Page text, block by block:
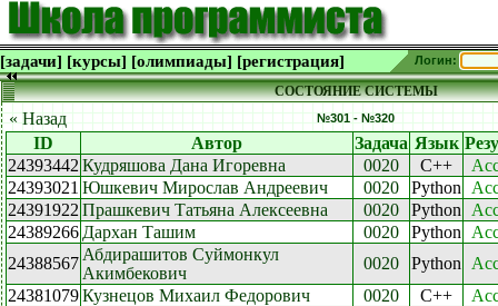
[задачи] [курсы] [олимпиады] [регистрация] Логин:
СОСТОЯНИЕ СИСТЕМЫ
« Назад №301 - №320
ID Автор Задача Язык
24393442 Кудряшова Дана Игоревна 0020 C++
24393021 Юшкевич Мирослав Андреевич 0020 Python
24391922 Прашкевич Татьяна Алексеевна 0020 Python
24389266 Дархан Ташим 0020 Python
24388567 Абдирашитов Суймонкул
Акимбекович
0020 Python
24381079Кузнецов Михаил Федорович 0020 C++